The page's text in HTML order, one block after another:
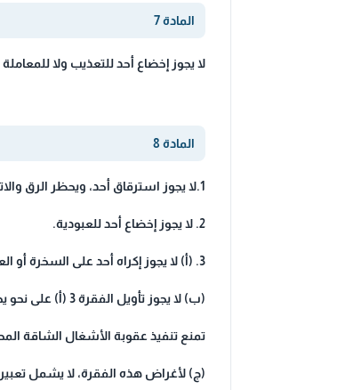
المادة 7
لا يجوز إخضاع أحد للتعذيب ولا
المادة 8
1.لا يجوز استرقاق أحد، ويحظر الرق والاتجار بالرقيق بجميع صورهما.
2. لا يجوز إخضاع أحد للعبودية.
3. (أ) لا يجوز إكراه أحد على السخرة أو العمل الإلزامي،
(ب) لا يجوز تأويل الفقرة 3 (أ) على نحو يجعلها، في البلدان التي تجيز المعاقبة على بعض الجرائم بالسجن مع الأشغال الشاقة،
تمنع تنفيذ عقوبة الأشغال الشاقة
(ج) لأغراض هذه الفقرة، لا يشمل تعبير